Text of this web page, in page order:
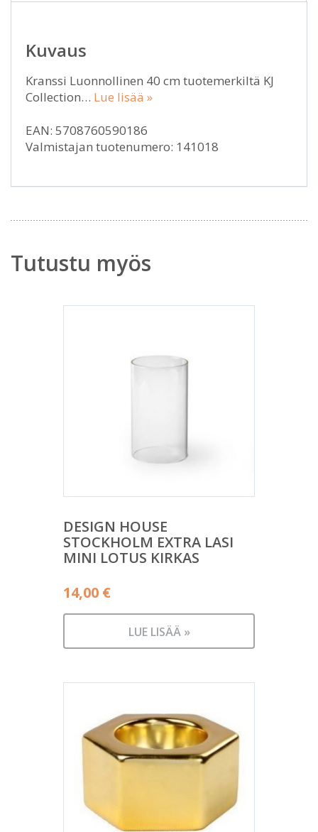
Kuvaus
Kranssi Luonnollinen 40 cm tuotemerkiltä KJ
Collection… Lue lisää »
EAN: 5708760590186
Valmistajan tuotenumero: 141018
Tutustu myös
DESIGN HOUSE
STOCKHOLM EXTRA LASI
MINI LOTUS KIRKAS
14,00 €
LUE LISÄÄ »